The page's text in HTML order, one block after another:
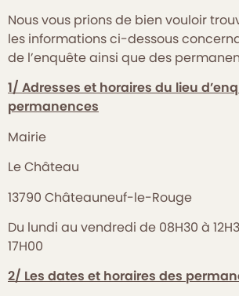
Nous vous prions de bien vouloir
les informations ci-dessous
de l’enquête ainsi que des
1/ Adresses et horaires du lieu
permanences
Mairie
Le Château
13790 Châteauneuf-le-Rouge
Du lundi au vendredi de 08H30 à
17H00
2/ Les dates et horaires des